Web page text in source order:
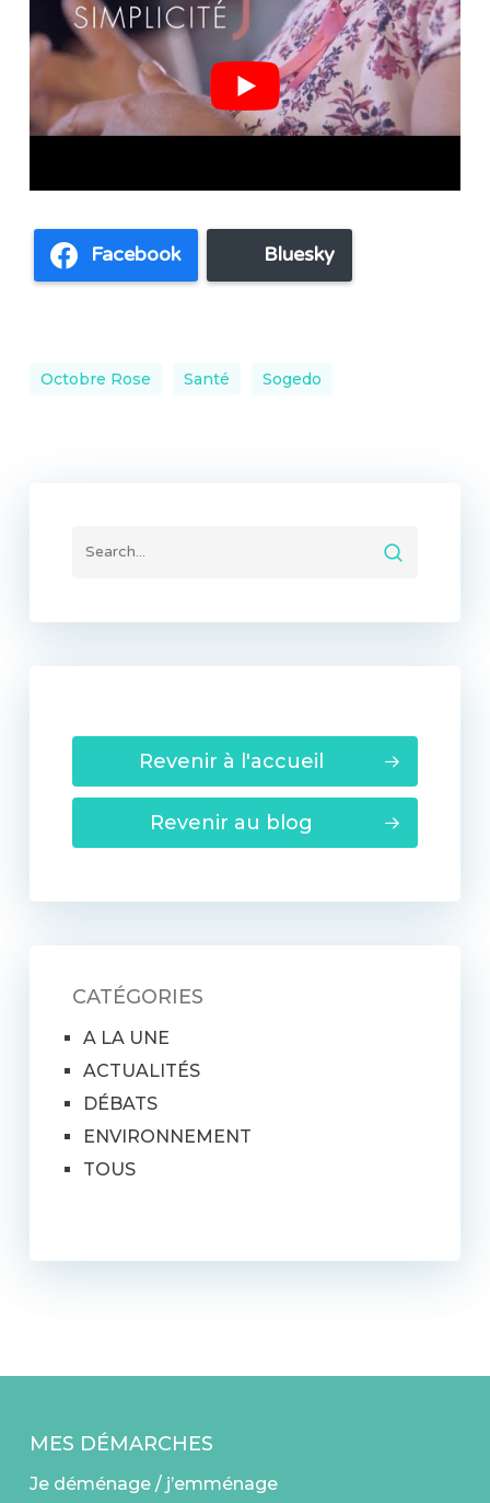
Facebook Bluesky
Octobre Rose Santé Sogedo
Revenir à l'accueil
Revenir au blog
CATÉGORIES
A LA UNE
ACTUALITÉS
DÉBATS
ENVIRONNEMENT
TOUS
MES DÉMARCHES
Je déménage / j’emménage